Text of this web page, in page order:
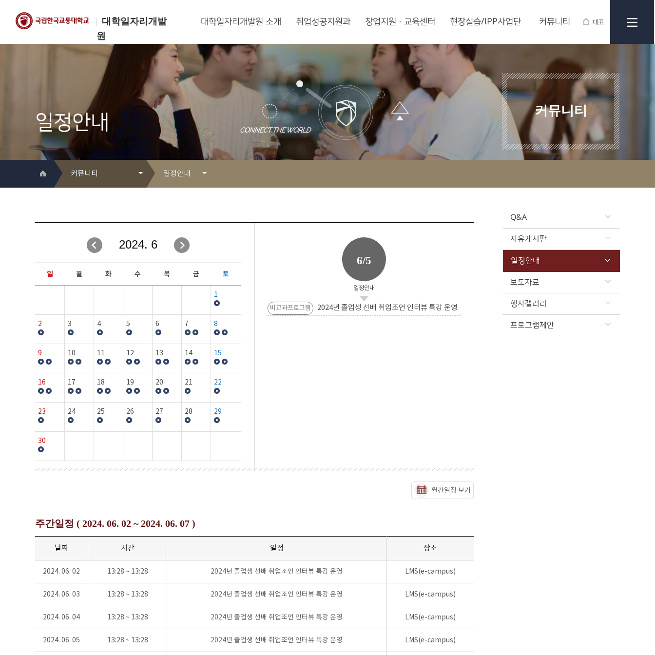
대학일자리개발
원
대표
한국교통대학교
대학일자리개발원
대학일자리개발원 소개 취업성공지원과 창업지원·교육센터 현장실습/IPP사업단 커뮤니티
일정안내
커뮤니티
커뮤니티
취업성공지원과
창업지원·교육센터
현장실습/IPP사업단
커뮤니티
일정안내
자유게시판
일정안내
보도자료
행사갤러리
Q&A
자유게시판
일정안내
보도자료
행사갤러리
프로그램제안
2024. 6
일 월 화 수 목 금 토
1
2 3 4 5 6 7 8
9 10 11 12 13 14 15
16 17 18 19 20 21 22
23 24 25 26 27 28 29
30
6/5
일정안내
비교과프로그램 2024년 졸업생 선배 취업조언 인터뷰 특강 운영
월간일정 보기
주간일정 ( 2024. 06. 02 ~ 2024. 06. 07 )
날짜 시간 일정 장소
2024. 06. 02 13:28 ~ 13:28 2024년 졸업생 선배 취업조언 인터뷰 특강 운영 LMS(e-campus)
2024. 06. 03 13:28 ~ 13:28 2024년 졸업생 선배 취업조언 인터뷰 특강 운영 LMS(e-campus)
2024. 06. 04 13:28 ~ 13:28 2024년 졸업생 선배 취업조언 인터뷰 특강 운영 LMS(e-campus)
2024. 06. 05 13:28 ~ 13:28 2024년 졸업생 선배 취업조언 인터뷰 특강 운영 LMS(e-campus)